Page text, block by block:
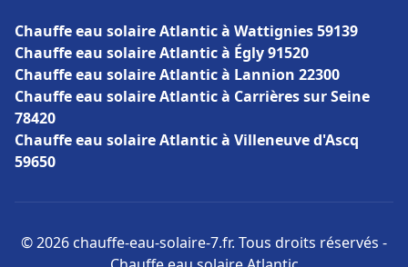
Chauffe eau solaire Atlantic à Wattignies 59139
Chauffe eau solaire Atlantic à Égly 91520
Chauffe eau solaire Atlantic à Lannion 22300
Chauffe eau solaire Atlantic à Carrières sur Seine
78420
Chauffe eau solaire Atlantic à Villeneuve d'Ascq
59650
© 2026 chauffe-eau-solaire-7.fr. Tous droits réservés -